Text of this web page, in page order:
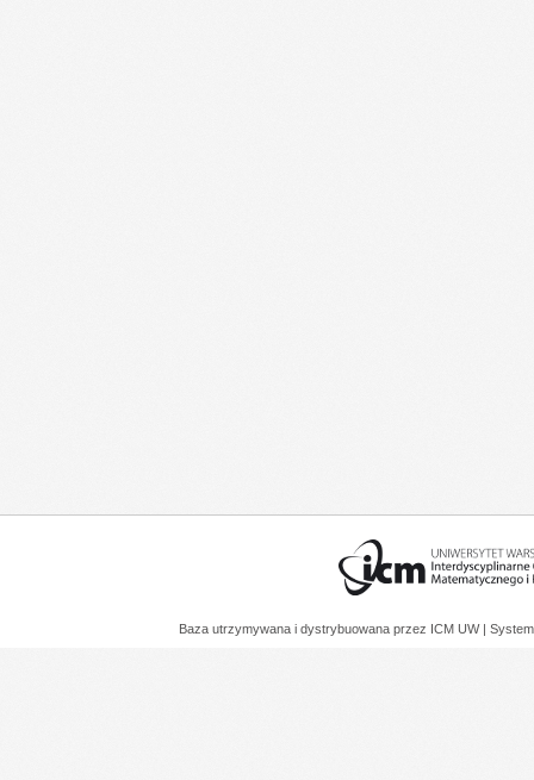
Baza utrzymywana i dystrybuowana przez ICM UW |